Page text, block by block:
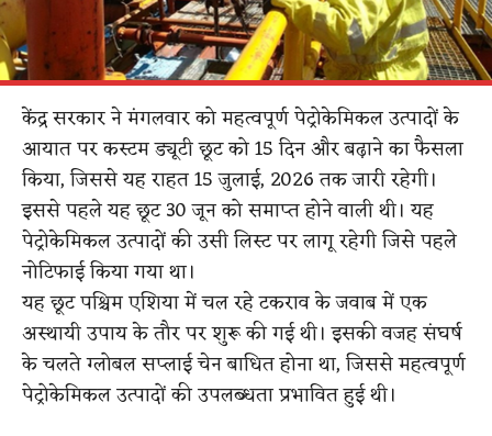
केंद्र सरकार ने मंगलवार को महत्वपूर्ण पेट्रोकेमिकल उत्पादों के
आयात पर कस्टम ड्यूटी छूट को 15 दिन और बढ़ाने का फैसला
किया, जिससे यह राहत 15 जुलाई, 2026 तक जारी रहेगी।
इससे पहले यह छूट 30 जून को समाप्त होने वाली थी। यह
पेट्रोकेमिकल उत्पादों की उसी लिस्ट पर लागू रहेगी जिसे पहले
नोटिफाई किया गया था।
यह छूट पश्चिम एशिया में चल रहे टकराव के जवाब में एक
अस्थायी उपाय के तौर पर शुरू की गई थी। इसकी वजह संघर्ष
के चलते ग्लोबल सप्लाई चेन बाधित होना था, जिससे महत्वपूर्ण
पेट्रोकेमिकल उत्पादों की उपलब्धता प्रभावित हुई थी।